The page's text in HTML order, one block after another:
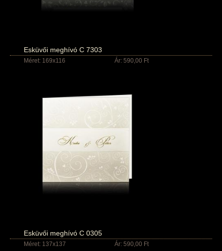
Esküvői meghívó C 7303
Méret: 169x116 Ár: 590,00 Ft
Esküvői meghívó C 0305
Méret: 137x137 Ár: 590,00 Ft